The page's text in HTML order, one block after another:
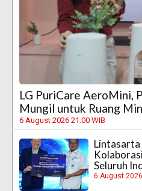
LG PuriCare AeroMini,
Mungil untuk Ruang
6 August 2026 21:00 WIB
Lintasarta
Seluruh
6 August